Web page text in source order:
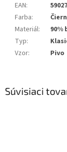
Súvisiaci
EAN:
Farba:
Materiál:
90%
Typ:
Vzor: Pivo